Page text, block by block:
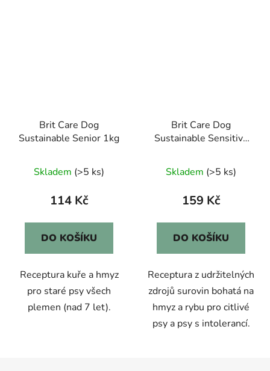
Brit Care Dog
Sustainable Senior 1kg
Skladem (>5 ks)
114 Kč
DO KOŠÍKU
Receptura kuře a hmyz
pro staré psy všech
plemen (nad 7 let).
Brit Care Dog
Sustainable Sensitive
Skladem (>5 ks)
159 Kč
DO KOŠÍKU
Receptura z udržitelných
zdrojů surovin bohatá na
hmyz a rybu pro citlivé
psy a psy s intolerancí.